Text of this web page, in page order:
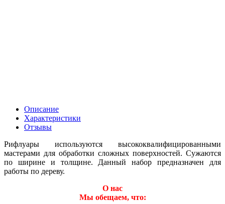
Описание
Характеристики
Отзывы
Рифлуары используются высококвалифицированными
мастерами для обработки сложных поверхностей. Сужаются
по ширине и толщине. Данный набор предназначен для
работы по дереву.
О нас
Мы обещаем, что: